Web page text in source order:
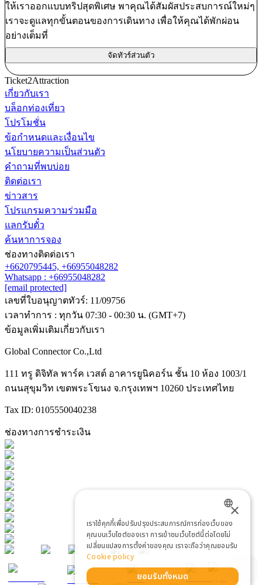
ให้เราออกแบบทริปสุดพิเศษ พาคุณได้สัมผัสประสบการณ์ใหม่ๆ
เราจะดูแลทุกขั้นตอนของการเดินทาง เพื่อให้คุณได้พักผ่อน
อย่างเต็มที่
จัดทัวร์ส่วนตัว
Ticket2Attraction
เกี่ยวกับเรา
บล็อกท่องเที่ยว
โปรโมชั่น
ข้อกำหนดและเงื่อนไข
นโยบายความเป็นส่วนตัว
คำถามที่พบบ่อย
ติดต่อเรา
ข่าวสาร
โปรแกรมความร่วมมือ
แลกรับตั๋ว
ค้นหาการจอง
ช่องทางติดต่อเรา
+6620795445, +66955048282
Whatsapp : +66955048282
[email protected]
เลขที่ใบอนุญาตทัวร์: 11/09756
เวลาทำการ : ทุกวัน 07:30 - 00:30 น. (GMT+7)
ข้อมูลเพิ่มเติมเกี่ยวกับเรา
Global Connector Co.,Ltd
111 ทรู ดิจิทัล พาร์ค เวสต์ อาคารยูนิคอร์น ชั้น 10 ห้อง 1003/1
ถนนสุขุมวิท เขตพระโขนง จ.กรุงเทพฯ 10260 ประเทศไทย
Tax ID: 0105550040238
ช่องทางการชำระเงิน
ENGLISH
THAI
×
เราใช้คุกกี้เพื่อปรับปรุงประสบการณ์การท่องเว็บของ
คุณบนเว็บไซต์ของเรา การเข้าชมเว็บไซต์นี้ต่อโดยไม่
เปลี่ยนแปลงการตั้งค่าของคุณ เราจะถือว่าคุณยอมรับ
Cookie policy
ยอมรับทั้งหมด